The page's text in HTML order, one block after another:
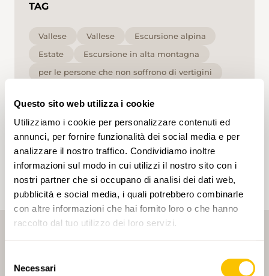
Questo sito web utilizza i cookie
Utilizziamo i cookie per personalizzare contenuti ed
annunci, per fornire funzionalità dei social media e per
analizzare il nostro traffico. Condividiamo inoltre
informazioni sul modo in cui utilizzi il nostro sito con i
nostri partner che si occupano di analisi dei dati web,
pubblicità e social media, i quali potrebbero combinarle
con altre informazioni che hai fornito loro o che hanno
raccolto dal tuo utilizzo dei loro servizi.
delNecessari
TAG
Vallese Vallese
Escursione alpina
Estate
Escursione in alta montagna
per le persone che non soffrono di vertigini
Cliccando su un tag, puoi aggiungerlo al tuo
account e ottenere contenuti personalizzati in base
ai tuoi interessi. I tag possono essere salvati solo in
un account.